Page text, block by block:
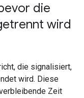
die
wird
die signalisiert,
wird. Diese
Zeit